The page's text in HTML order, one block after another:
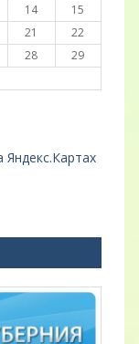
14
15
21
22
28
29
Яндекс.Картах